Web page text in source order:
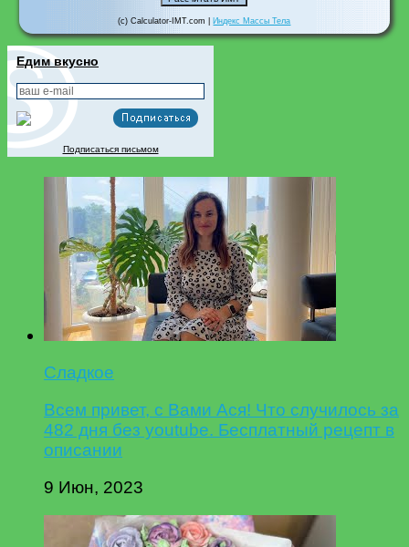
(c) Calculator-IMT.com | Индекс Массы Тела
Едим вкусно
Подписаться письмом
Сладкое
Всем привет, с Вами Ася! Что случилось за
482 дня без youtube. Бесплатный рецепт в
описании
9 Июн, 2023